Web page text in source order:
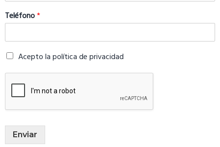
Teléfono*
Acepto la política de privacidad
Enviar